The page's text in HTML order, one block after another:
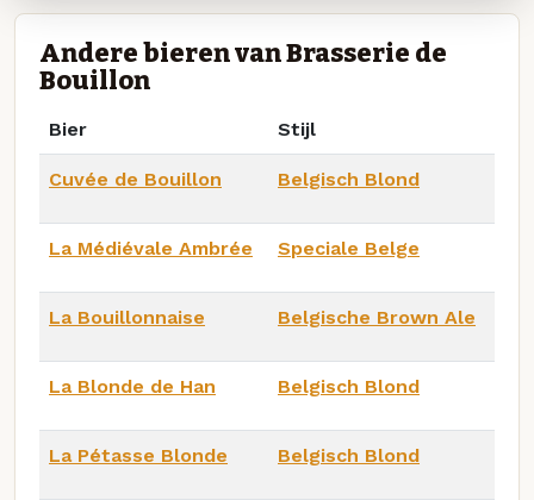
Andere bieren van Brasserie de
Bouillon
Bier Stijl
Cuvée de Bouillon Belgisch Blond
La Médiévale Ambrée Speciale Belge
La Bouillonnaise Belgische Brown Ale
La Blonde de Han Belgisch Blond
La Pétasse Blonde Belgisch Blond